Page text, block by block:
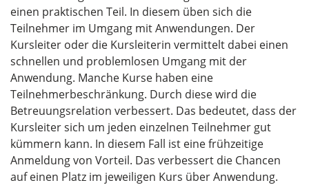
einen praktischen Teil. In diesem üben sich die
Teilnehmer im Umgang mit Anwendungen. Der
Kursleiter oder die Kursleiterin vermittelt dabei einen
schnellen und problemlosen Umgang mit der
Anwendung. Manche Kurse haben eine
Teilnehmerbeschränkung. Durch diese wird die
Betreuungsrelation verbessert. Das bedeutet, dass der
Kursleiter sich um jeden einzelnen Teilnehmer gut
kümmern kann. In diesem Fall ist eine frühzeitige
Anmeldung von Vorteil. Das verbessert die Chancen
auf einen Platz im jeweiligen Kurs über Anwendung.